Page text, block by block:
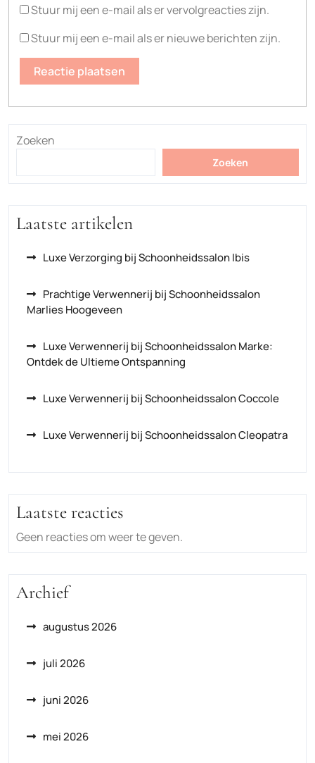
Stuur mij een e-mail als er vervolgreacties zijn.
Stuur mij een e-mail als er nieuwe berichten zijn.
Zoeken
Zoeken
Laatste artikelen
Luxe Verzorging bij Schoonheidssalon Ibis
Prachtige Verwennerij bij Schoonheidssalon
Marlies Hoogeveen
Luxe Verwennerij bij Schoonheidssalon Marke:
Ontdek de Ultieme Ontspanning
Luxe Verwennerij bij Schoonheidssalon Coccole
Luxe Verwennerij bij Schoonheidssalon Cleopatra
Laatste reacties
Geen reacties om weer te geven.
Archief
augustus 2026
juli 2026
juni 2026
mei 2026